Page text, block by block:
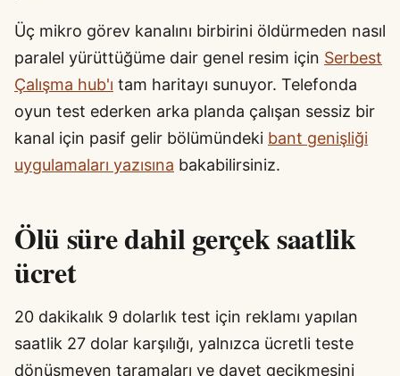
Üç mikro görev kanalını birbirini öldürmeden nasıl
paralel yürüttüğüme dair genel resim için Serbest
Çalışma hub'ı tam haritayı sunuyor. Telefonda
oyun test ederken arka planda çalışan sessiz bir
kanal için pasif gelir bölümündeki bant genişliği
uygulamaları yazısına bakabilirsiniz.
Ölü süre dahil gerçek saatlik
ücret
20 dakikalık 9 dolarlık test için reklamı yapılan
saatlik 27 dolar karşılığı, yalnızca ücretli teste
dönüşmeyen taramaları ve davet gecikmesini